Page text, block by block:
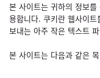
본 사이트는 귀하의 정보
용합니다. 쿠키란 웹사이
보내는 아주 작은 텍스트
본 사이트는 다음과 같은